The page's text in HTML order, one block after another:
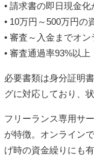
• 請求書の即日現金化
• 10万円～500万円の
• 審査～入金までオ
• 審査通過率93%以上
必要書類は身分証明
グに対応しており、
フリーランス専用サ
が特徴。オンライン
げ時の資金繰りにも